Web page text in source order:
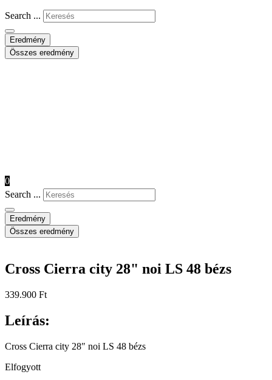
Search ...
Eredmény
Összes eredmény
0
Search ...
Eredmény
Összes eredmény
Cross Cierra city 28" noi LS 48 bézs
339.900 Ft
Leírás:
Cross Cierra city 28″ noi LS 48 bézs
Elfogyott